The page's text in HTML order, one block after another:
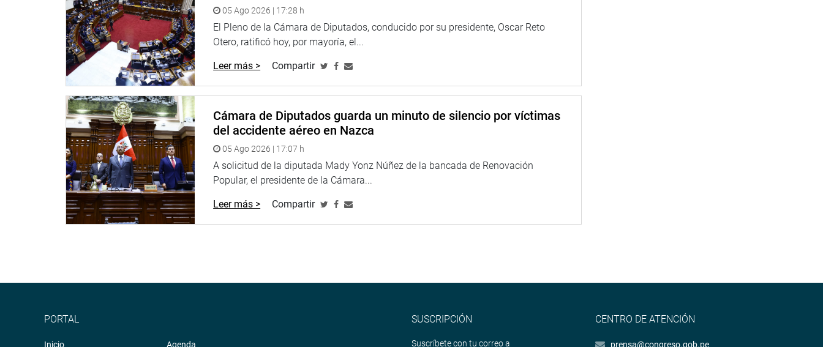
05 Ago 2026 | 17:28 h
El Pleno de la Cámara de Diputados, conducido por su presidente, Oscar Reto
Otero, ratificó hoy, por mayoría, el...
Leer más > Compartir
Cámara de Diputados guarda un minuto de silencio por víctimas
del accidente aéreo en Nazca
05 Ago 2026 | 17:07 h
A solicitud de la diputada Mady Yonz Núñez de la bancada de Renovación
Popular, el presidente de la Cámara...
Leer más > Compartir
PORTAL
Inicio Agenda
SUSCRIPCIÓN
Suscríbete con tu correo a
CENTRO DE ATENCIÓN
prensa@congreso.gob.pe